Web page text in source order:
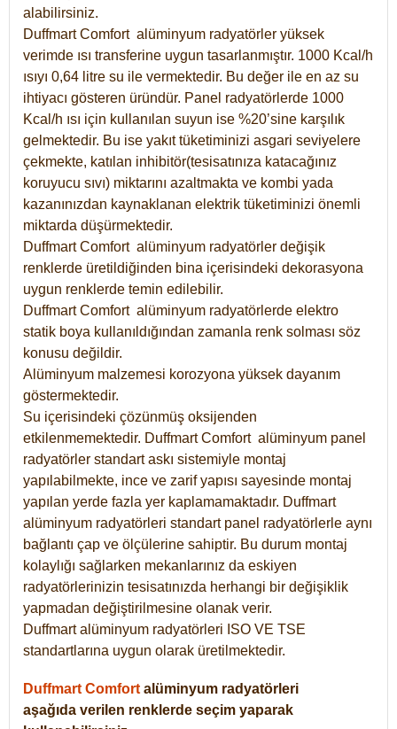
alabilirsiniz.
Duffmart Comfort alüminyum radyatörler yüksek
verimde ısı transferine uygun tasarlanmıştır. 1000 Kcal/h
ısıyı 0,64 litre su ile vermektedir. Bu değer ile en az su
ihtiyacı gösteren üründür. Panel radyatörlerde 1000
Kcal/h ısı için kullanılan suyun ise %20’sine karşılık
gelmektedir. Bu ise yakıt tüketiminizi asgari seviyelere
çekmekte, katılan inhibitör(tesisatınıza katacağınız
koruyucu sıvı) miktarını azaltmakta ve kombi yada
kazanınızdan kaynaklanan elektrik tüketiminizi önemli
miktarda düşürmektedir.
Duffmart Comfort alüminyum radyatörler değişik
renklerde üretildiğinden bina içerisindeki dekorasyona
uygun renklerde temin edilebilir.
DuffmartComfort alüminyum radyatörlerde elektro
statik boya kullanıldığından zamanla renk solması söz
konusu değildir.
Alüminyum malzemesi korozyona yüksek dayanım
göstermektedir.
Su içerisindeki çözünmüş oksijenden
etkilenmemektedir. DuffmartComfort alüminyum panel
radyatörler standart askı sistemiyle montaj
yapılabilmekte, ince ve zarif yapısı sayesinde montaj
yapılan yerde fazla yer kaplamamaktadır. Duffmart
alüminyum radyatörleri standart panel radyatörlerle aynı
bağlantı çap ve ölçülerine sahiptir. Bu durum montaj
kolaylığı sağlarken mekanlarınız da eskiyen
radyatörlerinizin tesisatınızda herhangi bir değişiklik
yapmadan değiştirilmesine olanak verir.
Duffmart alüminyum radyatörleri ISO VE TSE
standartlarına uygun olarak üretilmektedir.
Duffmart Comfort alüminyum radyatörleri
aşağıda verilen renklerde seçim yaparak